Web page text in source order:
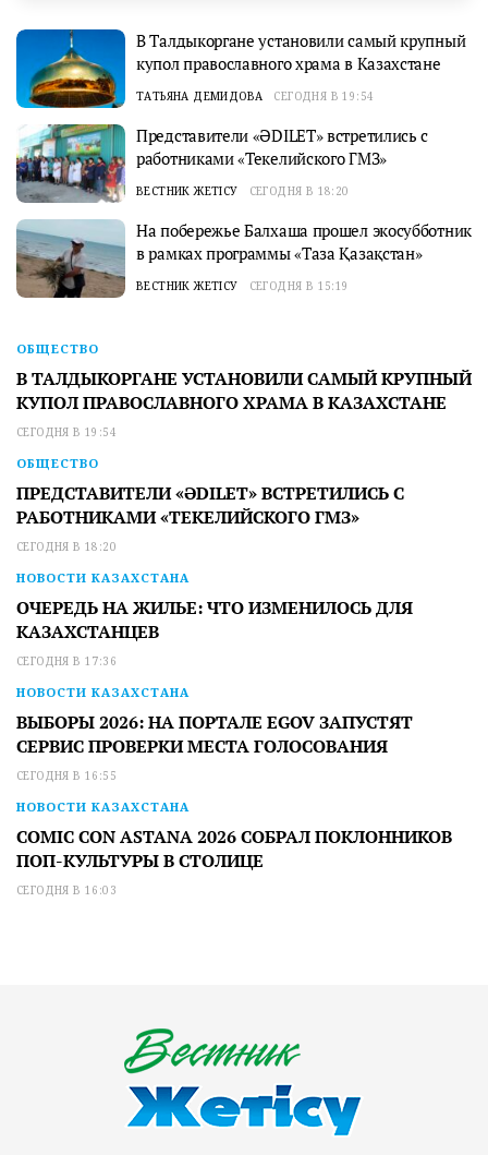
В Талдыкоргане установили самый крупный
купол православного храма в Казахстане
ТАТЬЯНА ДЕМИДОВА СЕГОДНЯ В 19:54
Представители «ӘDILET» встретились с
работниками «Текелийского ГМЗ»
ВЕСТНИК ЖЕТІСУ СЕГОДНЯ В 18:20
На побережье Балхаша прошел экосубботник
в рамках программы «Таза Қазақстан»
ВЕСТНИК ЖЕТІСУ СЕГОДНЯ В 15:19
ОБЩЕСТВО
В ТАЛДЫКОРГАНЕ УСТАНОВИЛИ САМЫЙ КРУПНЫЙ
КУПОЛ ПРАВОСЛАВНОГО ХРАМА В КАЗАХСТАНЕ
СЕГОДНЯ В 19:54
ОБЩЕСТВО
ПРЕДСТАВИТЕЛИ «ӘDILET» ВСТРЕТИЛИСЬ С
РАБОТНИКАМИ «ТЕКЕЛИЙСКОГО ГМЗ»
СЕГОДНЯ В 18:20
НОВОСТИ КАЗАХСТАНА
ОЧЕРЕДЬ НА ЖИЛЬЕ: ЧТО ИЗМЕНИЛОСЬ ДЛЯ
КАЗАХСТАНЦЕВ
СЕГОДНЯ В 17:36
НОВОСТИ КАЗАХСТАНА
ВЫБОРЫ 2026: НА ПОРТАЛЕ EGOV ЗАПУСТЯТ
СЕРВИС ПРОВЕРКИ МЕСТА ГОЛОСОВАНИЯ
СЕГОДНЯ В 16:55
НОВОСТИ КАЗАХСТАНА
COMIC CON ASTANA 2026 СОБРАЛ ПОКЛОННИКОВ
ПОП-КУЛЬТУРЫ В СТОЛИЦЕ
СЕГОДНЯ В 16:03